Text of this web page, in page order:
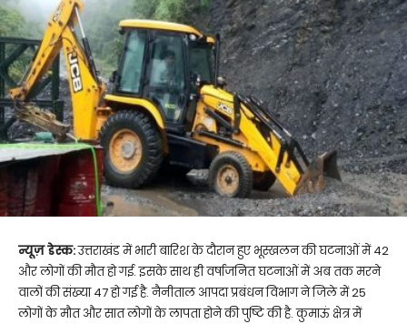
न्यूज़ डेस्क:उत्तराखंड में भारी बारिश के दौरान हुए भूस्खलन की घटनाओं में 42
और लोगों की मौत हो गई. इसके साथ ही वर्षाजनित घटनाओं में अब तक मरने
वालों की संख्या 47 हो गई है. नैनीताल आपदा प्रबंधन विभाग ने जिले में 25
लोगों के मौत और सात लोगों के लापता होने की पुष्टि की है. कुमाऊं क्षेत्र में